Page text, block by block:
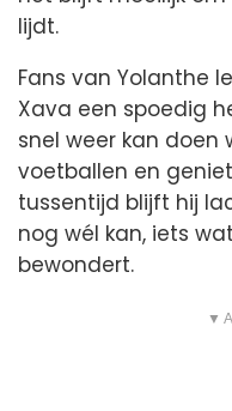
lijdt.
Fans van Yolanthe
Xava een spoedig
snel weer kan
voetballen en
tussentijd blijft hij
nog wél kan, iets
bewondert.
▼